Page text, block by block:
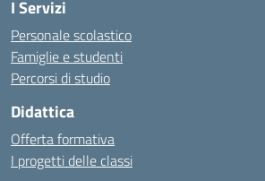
I Servizi
Personale scolastico
Famiglie e studenti
Percorsi di studio
Didattica
Offerta formativa
I progetti delle classi